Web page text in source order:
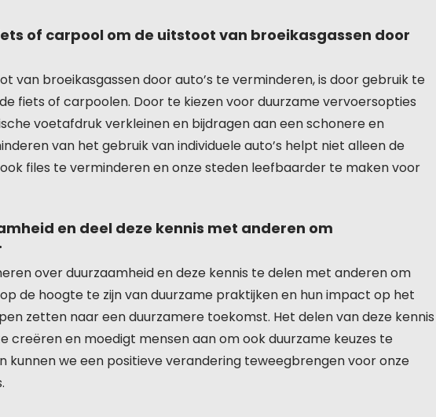
of carpool om de uitstoot van broeikasgassen door
van broeikasgassen door auto’s te verminderen, is door gebruik te
fiets of carpoolen. Door te kiezen voor duurzame vervoersopties
voetafdruk verkleinen en bijdragen aan een schonere en
van het gebruik van individuele auto’s helpt niet alleen de
files te verminderen en onze steden leefbaarder te maken voor
en deel deze kennis met anderen om
over duurzaamheid en deze kennis te delen met anderen om
de hoogte te zijn van duurzame praktijken en hun impact op het
zetten naar een duurzamere toekomst. Het delen van deze kennis
creëren en moedigt mensen aan om ook duurzame keuzes te
kunnen we een positieve verandering teweegbrengen voor onze